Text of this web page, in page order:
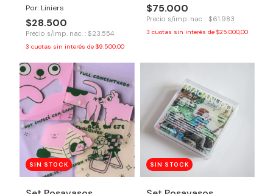
Por: Liniers
$28.500
Precio s/imp. nac. : $23.554
3 cuotas sin interés de $9.500,00
$75.000
Precio s/imp. nac. : $61.983
3 cuotas sin interés de $25.000,00
SIN STOCK SIN STOCK